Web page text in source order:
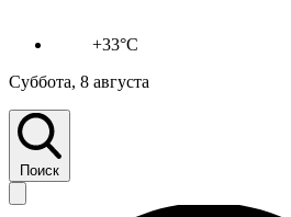
+33°C
Суббота, 8 августа
Поиск